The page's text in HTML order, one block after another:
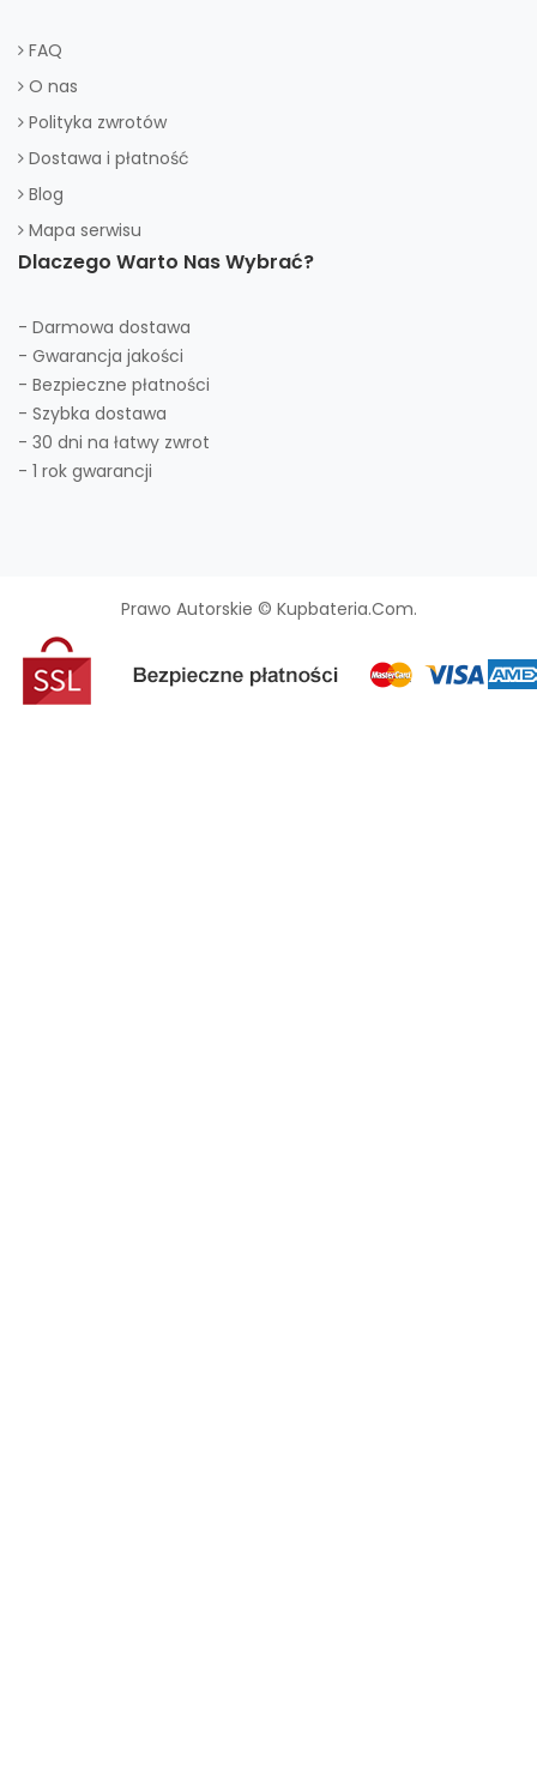
FAQ
O nas
Polityka zwrotów
Dostawa i płatność
Blog
Mapa serwisu
Dlaczego Warto Nas Wybrać?
- Darmowa dostawa
- Gwarancja jakości
- Bezpieczne płatności
- Szybka dostawa
- 30 dni na łatwy zwrot
- 1 rok gwarancji
Prawo Autorskie © Kupbateria.com.